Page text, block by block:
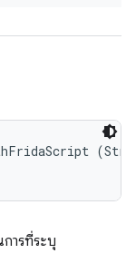
ารที่ระบุ